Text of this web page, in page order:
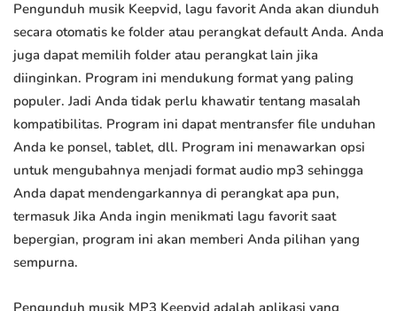
Pengunduh musik Keepvid, lagu favorit Anda akan diunduh
secara otomatis ke folder atau perangkat default Anda. Anda
juga dapat memilih folder atau perangkat lain jika
diinginkan. Program ini mendukung format yang paling
populer. Jadi Anda tidak perlu khawatir tentang masalah
kompatibilitas. Program ini dapat mentransfer file unduhan
Anda ke ponsel, tablet, dll. Program ini menawarkan opsi
untuk mengubahnya menjadi format audio mp3 sehingga
Anda dapat mendengarkannya di perangkat apa pun,
termasuk Jika Anda ingin menikmati lagu favorit saat
bepergian, program ini akan memberi Anda pilihan yang
sempurna.